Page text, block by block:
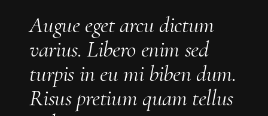
Augue eget arcu dictum
varius. Libero enim sed
turpis in eu mi biben dum.
Risus pretium quam tellus